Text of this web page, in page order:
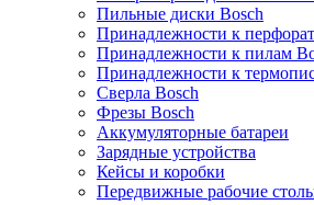
Пильные диски Bosch
Принадлежности к
Принадлежности к пилам
Принадлежности к
Сверла Bosch
Фрезы Bosch
Аккумуляторные батареи
Зарядные устройства
Кейсы и коробки
Передвижные рабочие